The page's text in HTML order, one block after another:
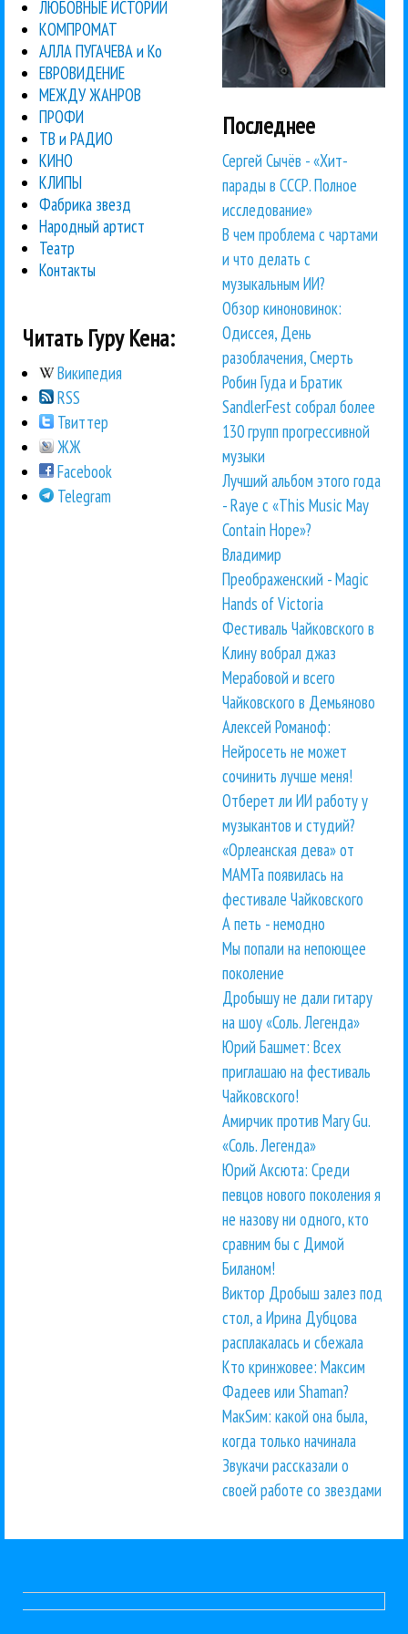
ЛЮБОВНЫЕ ИСТОРИИ
КОМПРОМАТ
АЛЛА ПУГАЧЕВА и Ко
ЕВРОВИДЕНИЕ
МЕЖДУ ЖАНРОВ
ПРОФИ
ТВ и РАДИО
КИНО
КЛИПЫ
Фабрика звезд
Народный артист
Театр
Контакты
Читать Гуру Кена:
Википедия
RSS
Твиттер
ЖЖ
Facebook
Telegram
Последнее
Сергей Сычёв - «Хит-
парады в СССР. Полное
исследование»
В чем проблема с чартами
и что делать с
музыкальным ИИ?
Обзор киноновинок:
Одиссея, День
разоблачения, Смерть
Робин Гуда и Братик
SandlerFest собрал более
130 групп прогрессивной
музыки
Лучший альбом этого года
- Raye с «This Music May
Contain Hope»?
Владимир
Преображенский - Magic
Hands of Victoria
Фестиваль Чайковского в
Клину вобрал джаз
Мерабовой и всего
Чайковского в Демьяново
Алексей Романоф:
Нейросеть не может
сочинить лучше меня!
Отберет ли ИИ работу у
музыкантов и студий?
«Орлеанская дева» от
МАМТа появилась на
фестивале Чайковского
А петь - немодно
Мы попали на непоющее
поколение
Дробышу не дали гитару
на шоу «Соль. Легенда»
Юрий Башмет: Всех
приглашаю на фестиваль
Чайковского!
Амирчик против Mary Gu.
«Соль. Легенда»
Юрий Аксюта: Среди
певцов нового поколения я
не назову ни одного, кто
сравним бы с Димой
Биланом!
Виктор Дробыш залез под
стол, а Ирина Дубцова
расплакалась и сбежала
Кто кринжовее: Максим
Фадеев или Shaman?
МакSим: какой она была,
когда только начинала
Звукачи рассказали о
своей работе со звездами